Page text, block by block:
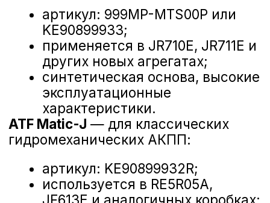
Менеджер отдела сервиса
Наталья
Замена масла в АКПП Nissan
Длительность
Гарантия
45–60 минут
по записи, экспресс‑приём
6 месяцев на работу
оригинал Nissan или аналоги по API/ACEA
использовать просроченную
жидкость: даже в закрытой
канистре масло имеет срок
годности 3-5 лет.
+7 (473) 263-85-40